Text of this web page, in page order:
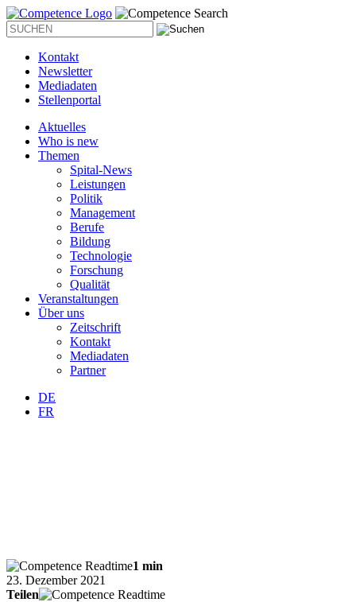
Kontakt
Newsletter
Mediadaten
Stellenportal
Aktuelles
Who is new
Themen
Spital-News
Leistungen
Politik
Management
Berufe
Bildung
Technologie
Forschung
Qualität
Veranstaltungen
Über uns
Zeitschrift
Kontakt
Mediadaten
Partner
DE
FR
1 min
23. Dezember 2021
Teilen